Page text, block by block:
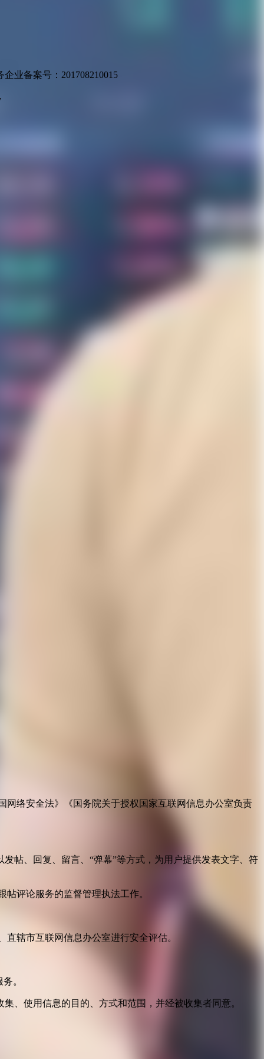
业备案号：201708210015
络安全法》《国务院关于授权国家互联网信息办公室负责
帖、回复、留言、“弹幕”等方式，为用户提供发表文字、符
评论服务的监督管理执法工作。
辖市互联网信息办公室进行安全评估。
。
、使用信息的目的、方式和范围，并经被收集者同意。